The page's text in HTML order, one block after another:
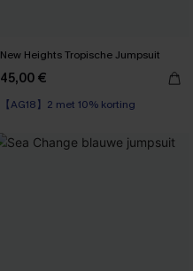
New Heights Tropische Jumpsuit
45,00 €
【AG18】2 met 10% korting